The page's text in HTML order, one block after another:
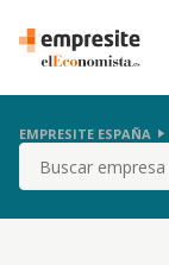
EMPRESITE ESPAÑA
Buscar